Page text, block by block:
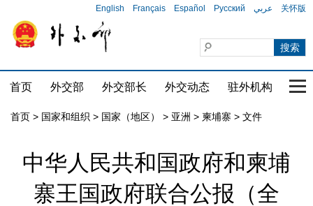
English Français Español Русский عربي 关怀版
首页 外交部 外交部长 外交动态 驻外机构 国
首页 > 国家和组织 > 国家（地区） > 亚洲 > 柬埔寨 > 文件
中华人民共和国政府和柬埔
寨王国政府联合公报（全